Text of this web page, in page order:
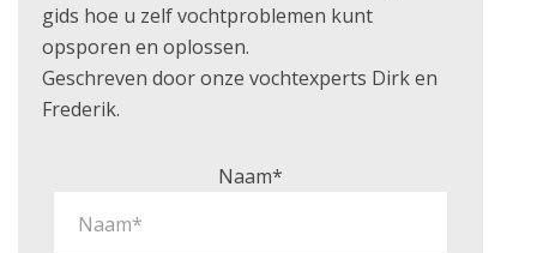
gids hoe u zelf vochtproblemen kunt
opsporen en oplossen.
Geschreven door onze vochtexperts Dirk en
Frederik.
Naam*